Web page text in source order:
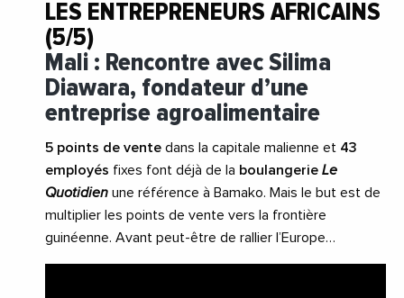
LES ENTREPRENEURS AFRICAINS
(5/5)
Mali : Rencontre avec Silima
Diawara, fondateur d’une
entreprise agroalimentaire
5 points de vente dans la capitale malienne et 43
employés fixes font déjà de la boulangerie Le
Quotidien une référence à Bamako. Mais le but est de
multiplier les points de vente vers la frontière
guinéenne. Avant peut-être de rallier l’Europe…